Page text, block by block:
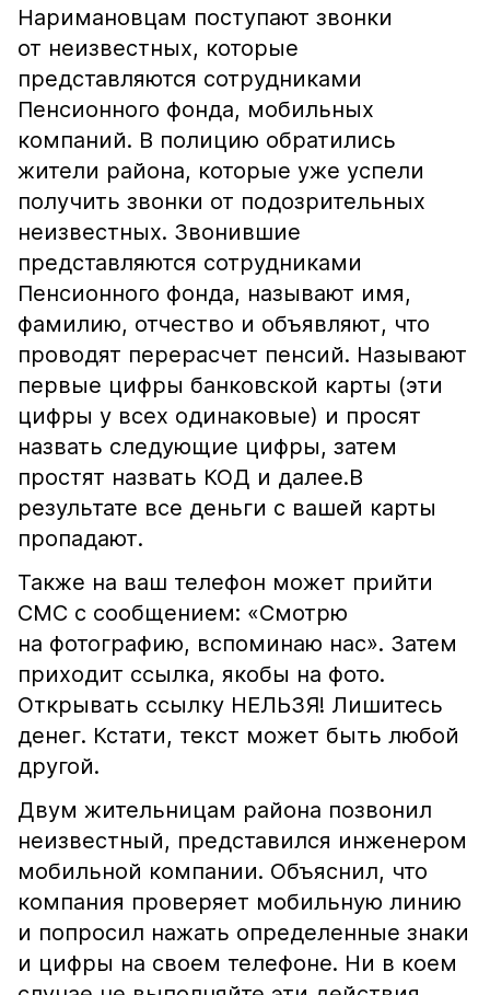
Наримановцам поступают звонки
от неизвестных, которые
представляются сотрудниками
Пенсионного фонда, мобильных
компаний. В полицию обратились
жители района, которые уже успели
получить звонки от подозрительных
неизвестных. Звонившие
представляются сотрудниками
Пенсионного фонда, называют имя,
фамилию, отчество и объявляют, что
проводят перерасчет пенсий. Называют
первые цифры банковской карты (эти
цифры у всех одинаковые) и просят
назвать следующие цифры, затем
простят назвать КОД и далее.В
результате все деньги с вашей карты
пропадают.
Также на ваш телефон может прийти
СМС с сообщением: «Смотрю
на фотографию, вспоминаю нас». Затем
приходит ссылка, якобы на фото.
Открывать ссылку НЕЛЬЗЯ! Лишитесь
денег. Кстати, текст может быть любой
другой.
Двум жительницам района позвонил
неизвестный, представился инженером
мобильной компании. Объяснил, что
компания проверяет мобильную линию
и попросил нажать определенные знаки
и цифры на своем телефоне. Ни в коем